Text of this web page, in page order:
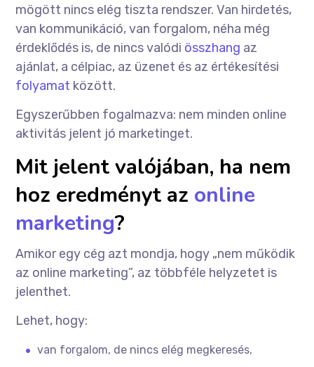
mögött nincs elég tiszta rendszer. Van hirdetés,
van kommunikáció, van forgalom, néha még
érdeklődés is, de nincs valódi összhang az
ajánlat, a célpiac, az üzenet és az értékesítési
folyamat között.
Egyszerűbben fogalmazva: nem minden online
aktivitás jelent jó marketinget.
Mit jelent valójában, ha nem
hoz eredményt az online
marketing?
Amikor egy cég azt mondja, hogy „nem működik
az online marketing”, az többféle helyzetet is
jelenthet.
Lehet, hogy:
van forgalom, de nincs elég megkeresés,